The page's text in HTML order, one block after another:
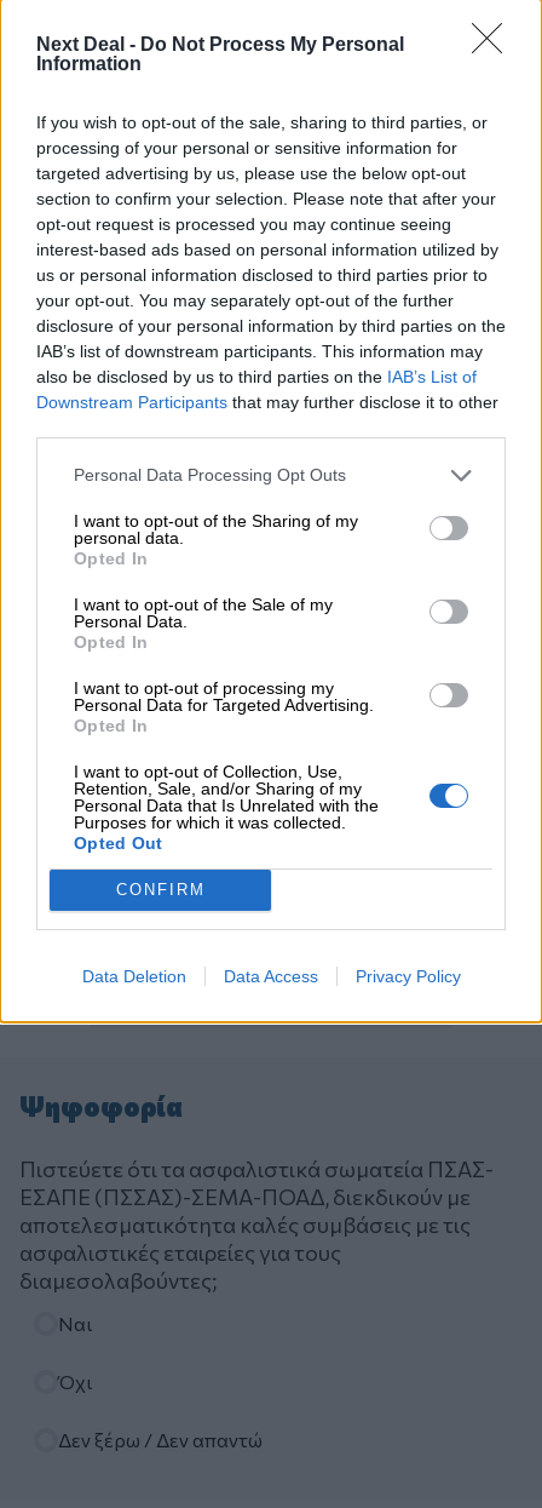
Next Deal - Do Not Process My Personal
Information
If you wish to opt-out of the sale, sharing to third parties, or
processing of your personal or sensitive information for
targeted advertising by us, please use the below opt-out
section to confirm your selection. Please note that after your
opt-out request is processed you may continue seeing
interest-based ads based on personal information utilized by
us or personal information disclosed to third parties prior to
your opt-out. You may separately opt-out of the further
disclosure of your personal information by third parties on the
IAB’s list of downstream participants. This information may
also be disclosed by us to third parties on the IAB’s List of
Downstream Participants that may further disclose it to other
Personal Data Processing Opt Outs
I want to opt-out of the Sharing of my
personal data.
Opted In
I want to opt-out of the Sale of my
Personal Data.
Opted In
I want to opt-out of processing my
Personal Data for Targeted Advertising.
Opted In
I want to opt-out of Collection, Use,
Retention, Sale, and/or Sharing of my
Personal Data that Is Unrelated with the
Purposes for which it was collected.
Opted Out
CONFIRM
Data Deletion Data Access Privacy Policy
06.08.2026 - 08:40
Βαρδινογιάννη- Εξάρχου και ο διπλασιασμός των κερδών της
ΔΕΗ
05.08.2026 - 13:37
Randy Schekman, Νομπελίστας Ιατρικής: «Σε πέντε χρόνια
μπορεί να έχουμε θεραπεία που αναστέλλει την εξέλιξη του
Πάρκινσον»
05.08.2026 - 12:33
Ε.Ε και παράνομη μετανάστευση: προτάσεις και δράσεις με
παρονομαστή το κοινό συμφέρον
05.08.2026 - 12:11
05.08.2026 - 11:30
Η νέα εποχή στην εκπαίδευση των ασφαλιστικών
διαμεσολαβητών
Ψηφοφορία
Πιστεύετε ότι τα ασφαλιστικά σωματεία ΠΣΑΣ-
ΕΣΑΠΕ (ΠΣΣΑΣ)-ΣΕΜΑ-ΠΟΑΔ, διεκδικούν με
αποτελεσματικότητα καλές συμβάσεις με τις
ασφαλιστικές εταιρείες για τους
διαμεσολαβούντες;
Ναι
Όχι
Δεν ξέρω / Δεν απαντώ